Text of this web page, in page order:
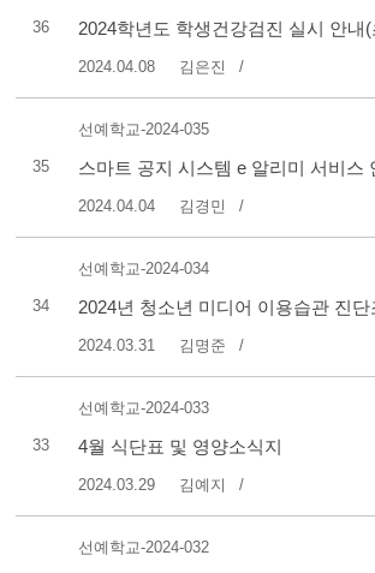
36 2024학년도 학생건강검진 실시 안내
2024.04.08 김은진
35
선예학교-2024-035
스마트 공지 시스템 e 알리미 서비스
2024.04.04 김경민
34
선예학교-2024-034
2024.03.31 김명준
33
선예학교-2024-033
4월 식단표 및 영양소식지
2024.03.29 김예지
선예학교-2024-032